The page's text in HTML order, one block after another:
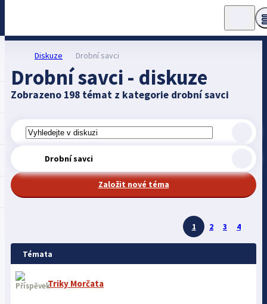
Diskuze Drobní savci
Drobní savci - diskuze
Zobrazeno 198 témat z kategorie drobní savci
Drobní savci
Založit nové téma
1 2 3 4
Témata
Triky Morčata